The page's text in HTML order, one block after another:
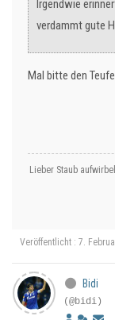
Irgendwie
verdammt gute
Mal bitte den
Lieber Staub
Veröffentlicht : 7.
Bidi
(@bidi)